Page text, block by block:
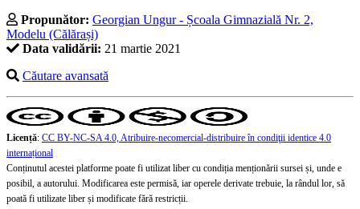
Propunător: Georgian Ungur - Școala Gimnazială Nr. 2,
Modelu (Călărași)
Data validării: 21 martie 2021
Căutare avansată
Licență: CC BY-NC-SA 4.0, Atribuire-necomercial-distribuire în condiţii identice 4.0
internațional
Conținutul acestei platforme poate fi utilizat liber cu condiția menționării sursei și, unde e
posibil, a autorului. Modificarea este permisă, iar operele derivate trebuie, la rândul lor, să
poată fi utilizate liber și modificate fără restricții.